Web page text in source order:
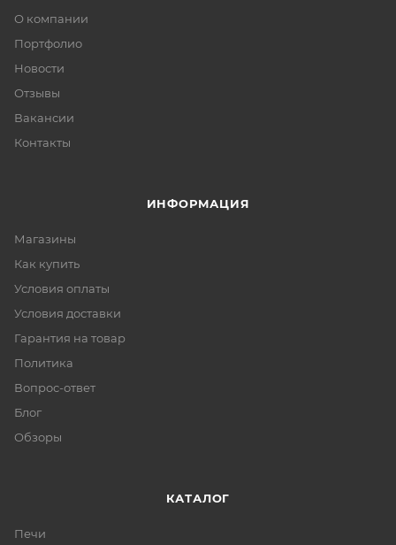
О компании
Портфолио
Новости
Отзывы
Вакансии
Контакты
ИНФОРМАЦИЯ
Магазины
Как купить
Условия оплаты
Условия доставки
Гарантия на товар
Политика
Вопрос-ответ
Блог
Обзоры
КАТАЛОГ
Печи